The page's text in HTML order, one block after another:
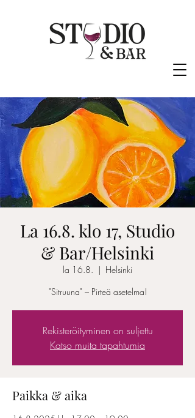
La 16.8. klo 17, Studio
& Bar/Helsinki
la 16.8.
  |
Helsinki
"Sitruuna" – Pirteä asetelma!
Rekisteröityminen on suljettu
Katso muita tapahtumia
Paikka & aika